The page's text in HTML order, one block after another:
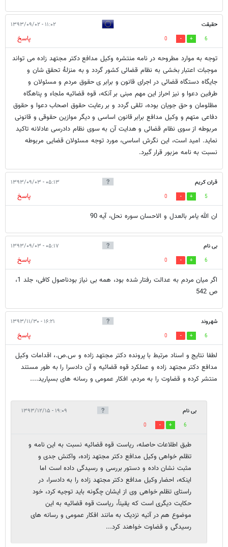
حقیقت ۱۱:۰۲ - ۱۳۹۳/۰۹/۰۲
6
0
پاسخ
توجه به موارد مطروحه در نامه منتشره وکیل مدافع دکتر مجتهد زاده می تواند
موجبات اعتبار بخشی به نظام قضائی کشور گردد و به منزلۀ تحقق شان و
جایگاه دستگاه قضائی در اجرای قانون و برابر ی حقوق مردم و مسئولان و
طرفین دعوا و نیز احراز این مهم مبنی بر آنکه، قوه قضائیه ملجاء و پناهگاه
مظلومان و حق جویان بوده، تلقی گردد و بر رعایت حقوق اصحاب دعوا و حقوق
دفاعی متهم و وکیل مدافع برابر قانون اساسی و دیگر موازین حقوقی و قانونی
مربوطه از سوی نظام قضائی و هدایت آن به سوی نظام دادرسی عادلانه تاکید
نماید. امید است، این نگرش اساسی، مورد توجه مسئولان قضایی مربوطه
نسبت به نامه مزبور قرار گیرد.
قران کریم ۰۵:۱۳ - ۱۳۹۳/۰۹/۰۳
5
0
پاسخ
ان الله یامر بالعدل و الاحسان سوره نحل، آیه 90
بی نام ۰۵:۱۷ - ۱۳۹۳/۰۹/۰۳
6
0
پاسخ
اگر میان مردم به عدالت رفتار شده بود، همه بی نیاز بودناصول کافی، جلد 1،
ص 542
شهروند ۱۶:۲۱ - ۱۳۹۳/۱۱/۳۰
6
0
پاسخ
لطفا نتایج و اسناد مرتبط با پرونده دکتر مجتهد زاده و س.ص.، اقدامات وکیل
مدافع دکتر مجتهد زاده و عملکرد قوه قضائیه و آن دادسرا را به طور مستند
منتشر کرده و قضاوت را به مردم، افکار عمومی و رسانه های بسپارید....
بی نام ۱۹:۰۹ - ۱۳۹۳/۱۲/۱۵
6
0
طبق اطلاعات حاصله، ریاست قوه قضائیه نسبت به این نامه و
تظلم خواهی وکیل مدافع دکتر مجتهد زاده، واکنش جدی و
مثبت نشان داده و دستور بررسی و رسیدگی داده است اما
اینکه، احضار وکیل مدافع دکتر مجتهد زاده را به دادسرا، در
راستای تظلم خواهی وی از ایشان چگونه باید توجیه کرد، خود
حکایت دیگری است که یقیناً، ریاست قوه قضائیه به این
موضوع هم در آتیه نزدیک به مانند افکار عمومی و رسانه های
رسیدگی و قضاوت خواهند کرد...